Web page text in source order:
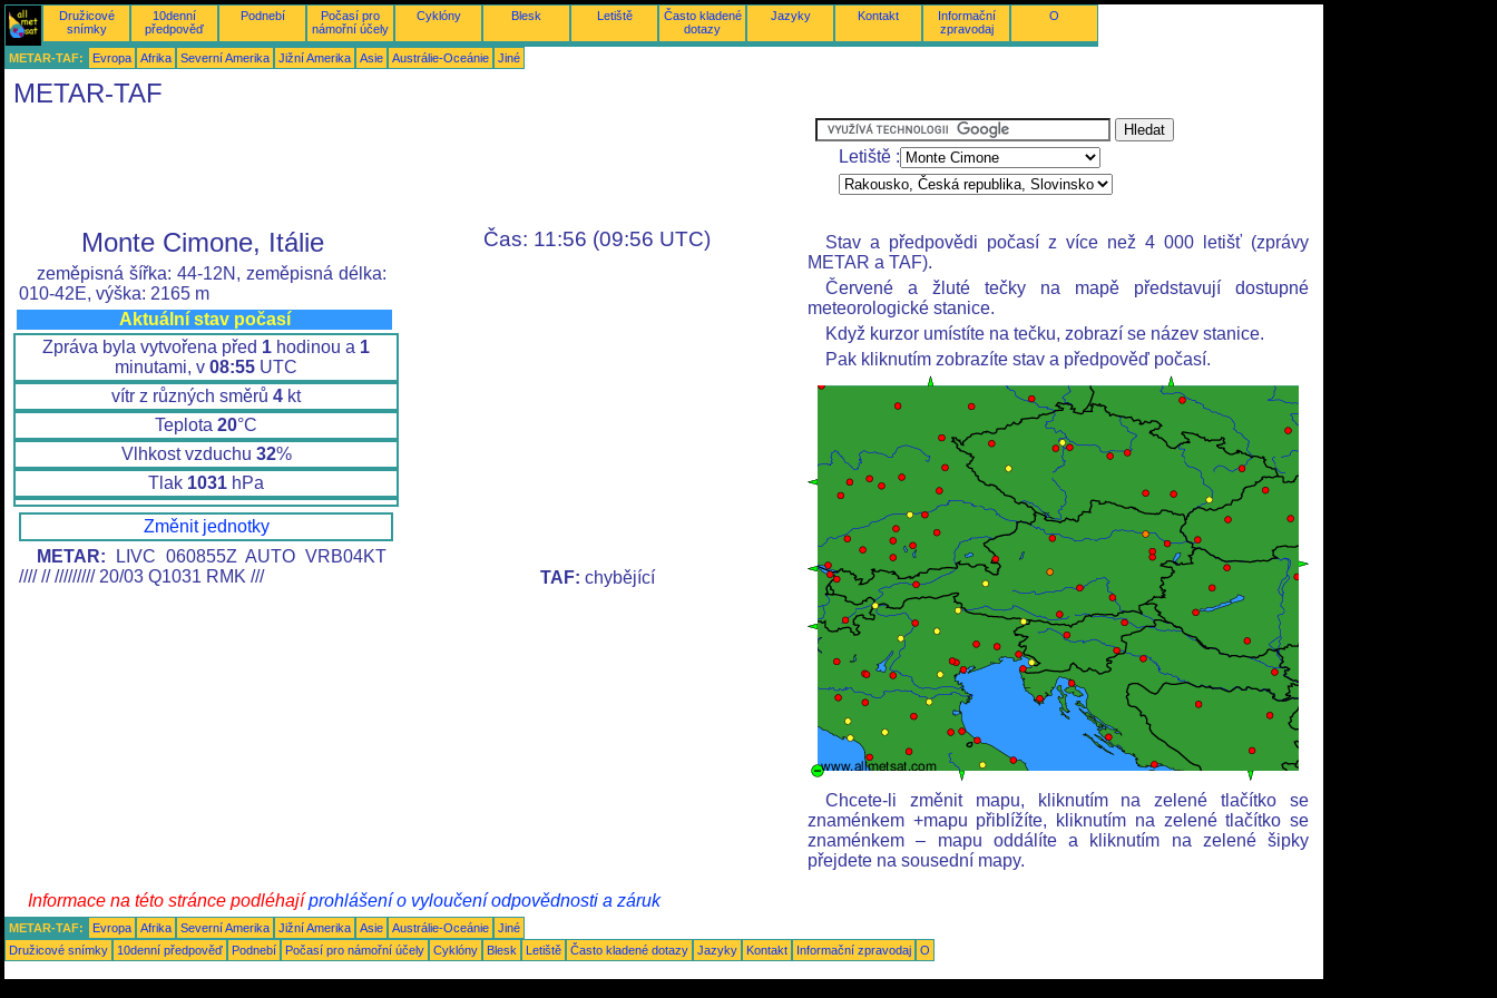
Družicové
snímky
10denní
předpověď
Podnebí
Počasí pro
námořní účely
Cyklóny Blesk Letiště
Často kladené
dotazy
Jazyky Kontakt
Informační
zpravodaj
O
METAR-TAF: Evropa Afrika Severní Amerika Jižní Amerika Asie Austrálie-Oceánie Jiné
METAR-TAF
Letiště :
Monte Cimone, Itálie
zeměpisná šířka: 44-12N, zeměpisná délka:
010-42E, výška: 2165 m
Aktuální stav počasí
Zpráva byla vytvořena před 1 hodinou a 1
minutami, v 08:55 UTC
vítr z různých směrů 4 kt
Teplota 20°C
Vlhkost vzduchu 32%
Tlak 1031 hPa
Změnit jednotky
METAR: LIVC 060855Z AUTO VRB04KT
//// // ///////// 20/03 Q1031 RMK ///
Čas: 11:56 (09:56 UTC)
TAF: chybějící
Stav a předpovědi počasí z více než 4 000 letišť (zprávy
METAR a TAF).
Červené a žluté tečky na mapě představují dostupné
meteorologické stanice.
Když kurzor umístíte na tečku, zobrazí se název stanice.
Pak kliknutím zobrazíte stav a předpověď počasí.
Chcete-li změnit mapu, kliknutím na zelené tlačítko se
znaménkem +mapu přiblížíte, kliknutím na zelené tlačítko se
znaménkem – mapu oddálíte a kliknutím na zelené šipky
přejdete na sousední mapy.
Informace na této stránce podléhajíprohlášení o vyloučení odpovědnosti a záruk
METAR-TAF: Evropa Afrika Severní Amerika Jižní Amerika Asie Austrálie-Oceánie
Jiné
Družicové snímky
10denní předpověď Podnebí Počasí pro námořní účely Cyklóny Blesk Letiště Často kladené dotazy Jazyky Kontakt Informační zpravodaj O